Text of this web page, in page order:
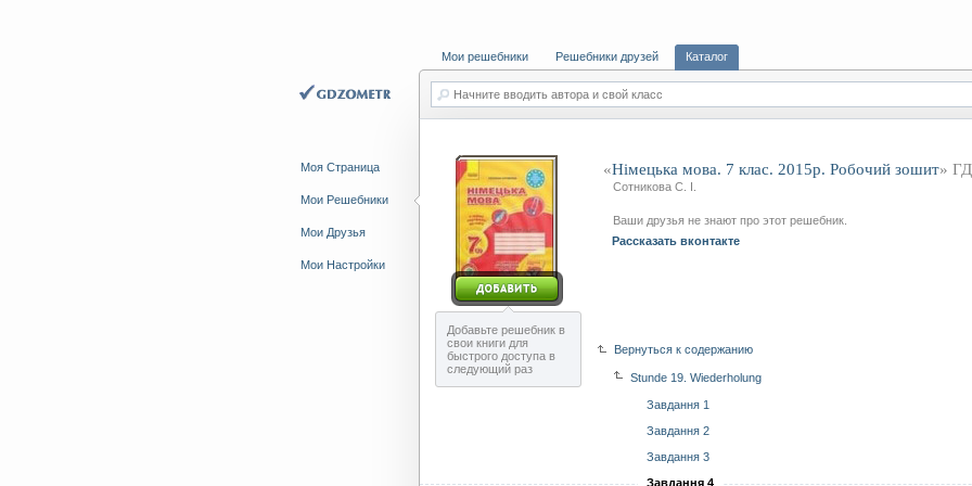
Моя Страница
Мои Решебники
Мои Друзья
Мои Настройки
Мои решебники Решебники друзей Каталог
Начните вводить автора и свой класс
Добавьте решебник в
свои книги для
быстрого доступа в
следующий раз
«Німецька мова. 7 клас. 2015р. Робочий зошит»
Сотникова С. І.
Ваши друзья не знают про этот решебник.
Рассказать вконтакте
Вернуться к содержанию
Stunde 19. Wiederholung
Завдання 1
Завдання 2
Завдання 3
Завдання 4